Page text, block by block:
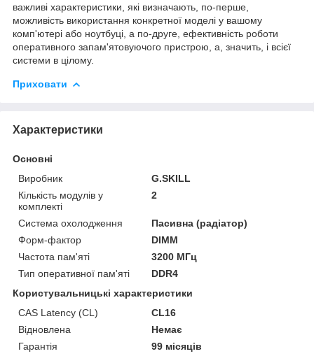
важливі характеристики, які визначають, по-перше,
можливість використання конкретної моделі у вашому
комп'ютері або ноутбуці, а по-друге, ефективність роботи
оперативного запам'ятовуючого пристрою, а, значить, і всієї
системи в цілому.
Приховати
Характеристики
Основні
Виробник
G.SKILL
Кількість модулів у
комплекті
2
Система охолодження
Пасивна (радіатор)
Форм-фактор
DIMM
Частота пам'яті
3200 МГц
Тип оперативної пам'яті
DDR4
Користувальницькі характеристики
CAS Latency (CL)
CL16
Відновлена
Немає
Гарантія
99 місяців